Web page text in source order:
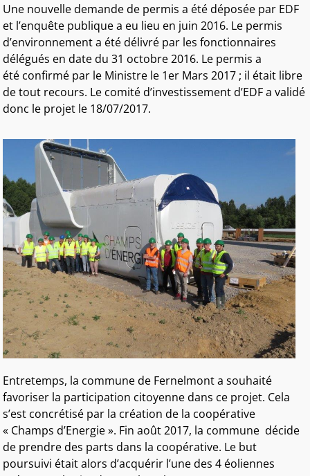
Une nouvelle demande de permis a été déposée par EDF
et l’enquête publique a eu lieu en juin 2016. Le permis
d’environnement a été délivré par les fonctionnaires
délégués en date du 31 octobre 2016. Le permis a
été confirmé par le Ministre le 1er Mars 2017 ; il était libre
de tout recours. Le comité d’investissement d’EDF a validé
donc le projet le 18/07/2017.
Entretemps, la commune de Fernelmont a souhaité
favoriser la participation citoyenne dans ce projet. Cela
s’est concrétisé par la création de la coopérative
« Champs d’Energie ». Fin août 2017, la commune décide
de prendre des parts dans la coopérative. Le but
poursuivi était alors d’acquérir l’une des 4 éoliennes